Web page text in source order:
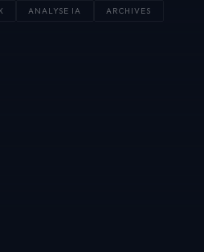
ANALYSE IA ARCHIVES